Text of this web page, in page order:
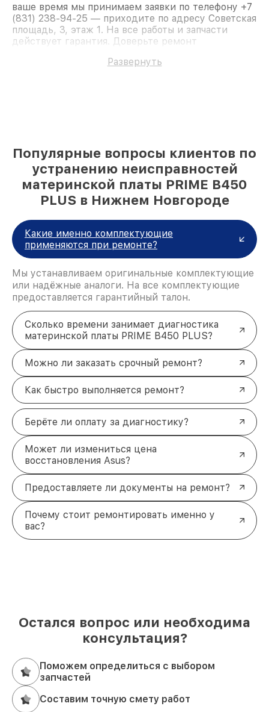
ваше время мы принимаем заявки по телефону +7
(831) 238-94-25 — приходите по адресу Советская
площадь, 3, этаж 1. На все работы и запчасти
действует гарантия. Доверьте ремонт
Развернуть
Популярные вопросы клиентов по
устранению неисправностей
материнской платы PRIME B450
PLUS в Нижнем Новгороде
Какие именно комплектующие
применяются при ремонте?
Мы устанавливаем оригинальные комплектующие
или надёжные аналоги. На все комплектующие
предоставляется гарантийный талон.
Сколько времени занимает диагностика
материнской платы PRIME B450 PLUS?
Можно ли заказать срочный ремонт?
Как быстро выполняется ремонт?
Берёте ли оплату за диагностику?
Может ли измениться цена
восстановления Asus?
Предоставляете ли документы на ремонт?
Почему стоит ремонтировать именно у
вас?
Остался вопрос или необходима
консультация?
Поможем определиться с выбором
запчастей
Составим точную смету работ